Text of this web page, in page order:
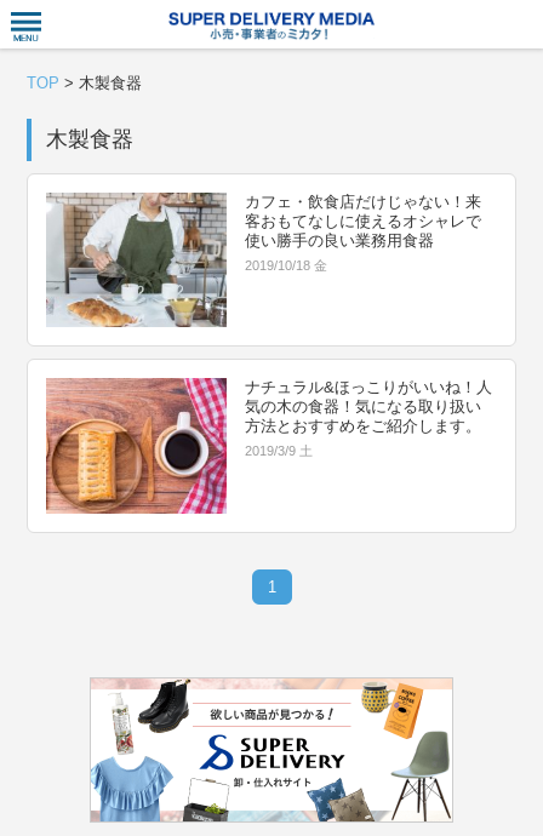
TOP >木製食器
木製食器
カフェ・飲食店だけじゃない！来
客おもてなしに使えるオシャレで
使い勝手の良い業務用食器
2019/10/18 金
ナチュラル&ほっこりがいいね！人
気の木の食器！気になる取り扱い
方法とおすすめをご紹介します。
2019/3/9 土
1